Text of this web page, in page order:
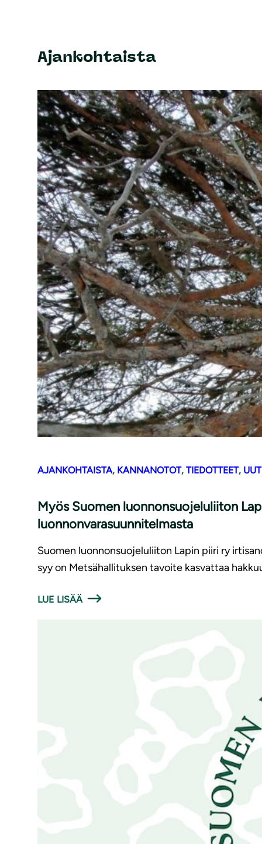
Ajankohtaista
AJANKOHTAISTA, KANNANOTOT, TIEDOTTEET,
Myös Suomen luonnonsuojeluliiton
luonnonvarasuunnitelmasta
Suomen luonnonsuojeluliiton Lapin piiri ry
syy on Metsähallituksen tavoite kasvattaa
LUE LISÄÄ